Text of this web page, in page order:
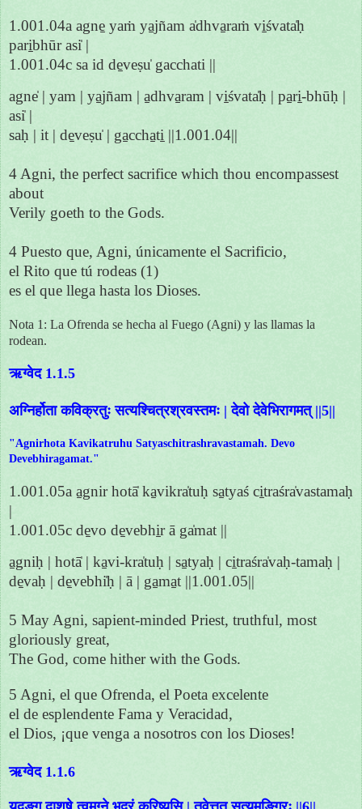
1.001.04a agne̱ yaṁ ya̱jñam a̍dhva̱raṁ vi̱śvata̍ḥ
pari̱bhūr asi̍ |
1.001.04c sa id de̱veṣu̍ gacchati ||
agne̍ | yam | ya̱jñam | a̱dhva̱ram | vi̱śvata̍ḥ | pa̱ri̱-bhūḥ |
asi̍ |
saḥ | it | de̱veṣu̍ | ga̱ccha̱ti̱ ||1.001.04||
4 Agni, the perfect sacrifice which thou encompassest
about
Verily goeth to the Gods.
4 Puesto que, Agni, únicamente el Sacrificio,
el Rito que tú rodeas (1)
es el que llega hasta los Dioses.
Nota 1: La Ofrenda se hecha al Fuego (Agni) y las llamas la
rodean.
ऋग्वेद 1.1.5
अग्निर्होता कविक्रतुः सत्यश्चित्रश्रवस्तमः | देवो देवेभिरागमत् ||5||
"Agnirhota Kavikatruhu Satyaschitrashravastamah. Devo
Devebhiragamat."
1.001.05a a̱gnir hotā̍ ka̱vikra̍tuḥ sa̱tyaś ci̱traśra̍vastamaḥ
|
1.001.05c de̱vo de̱vebhi̱r ā ga̍mat ||
a̱gniḥ | hotā̍ | ka̱vi-kra̍tuḥ | sa̱tyaḥ | ci̱traśra̍vaḥ-tamaḥ |
de̱vaḥ | de̱vebhi̍ḥ | ā | ga̱ma̱t ||1.001.05||
5 May Agni, sapient-minded Priest, truthful, most
gloriously great,
The God, come hither with the Gods.
5 Agni, el que Ofrenda, el Poeta excelente
el de esplendente Fama y Veracidad,
el Dios, ¡que venga a nosotros con los Dioses!
ऋग्वेद 1.1.6